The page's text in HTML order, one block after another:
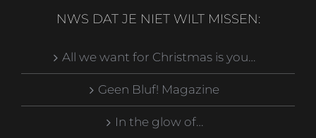
NWS DAT JE NIET WILT MISSEN:
All we want for Christmas is you…
Geen Bluf! Magazine
In the glow of…